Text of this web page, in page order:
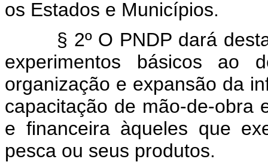
os Estados e Municípios.
§ 2º O PNDP dará
experimentos básicos ao
organização e expansão da
capacitação de mão-de-obra
e financeira àqueles que
pesca ou seus produtos.